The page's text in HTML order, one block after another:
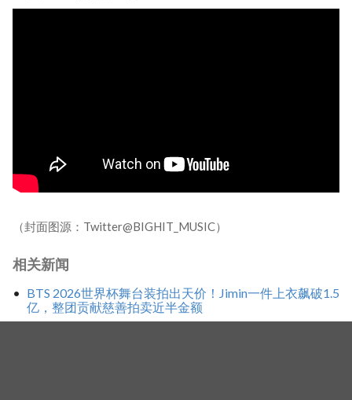
（封面图源：Twitter@BIGHIT_MUSIC）
相关新闻
BTS 2026世界杯舞台装拍出天价！Jimin一件上衣飙破1.5
亿，整团贡献慈善拍卖近半金额